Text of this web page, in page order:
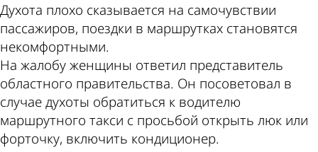
Духота плохо сказывается на самочувствии
пассажиров, поездки в маршрутках становятся
некомфортными.
На жалобу женщины ответил представитель
областного правительства. Он посоветовал в
случае духоты обратиться к водителю
маршрутного такси с просьбой открыть люк или
форточку, включить кондиционер.